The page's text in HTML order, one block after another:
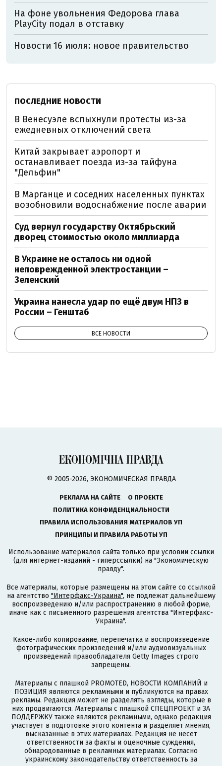
На фоне увольнения Федорова глава
PlayCity подал в отставку
Новости 16 июля: новое правительство
ПОСЛЕДНИЕ НОВОСТИ
В Венесуэле вспыхнули протесты из-за
ежедневных отключений света
Китай закрывает аэропорт и
останавливает поезда из-за тайфуна
"Дельфин"
В Марганце и соседних населенных пунктах
возобновили водоснабжение после аварии
Суд вернул государству Октябрьский
дворец стоимостью около миллиарда
В Украине не осталось ни одной
неповрежденной электростанции –
Зеленский
Украина нанесла удар по ещё двум НПЗ в
России – Генштаб
ВСЕ НОВОСТИ
© 2005-2026, ЭКОНОМИЧЕСКАЯ ПРАВДА
РЕКЛАМА НА САЙТЕ
О ПРОЕКТЕ
ПОЛИТИКА КОНФИДЕНЦИАЛЬНОСТИ
ПРАВИЛА ИСПОЛЬЗОВАНИЯ МАТЕРИАЛОВ УП
ПРИНЦИПЫ И ПРАВИЛА РАБОТЫ УП
Использование материалов сайта только при условии ссылки
(для интернет-изданий - гиперссылки) на "Экономическую
правду".
Все материалы, которые размещены на этом сайте со ссылкой
на агентство "Интерфакс-Украина", не подлежат дальнейшему
воспроизведению и/или распространению в любой форме,
иначе как с письменного разрешения агентства "Интерфакс-
Украина".
Какое-либо копирование, перепечатка и воспроизведение
фотографических произведений и/или аудиовизуальных
произведений правообладателя Getty Images строго
запрещены.
Материалы с плашкой PROMOTED, НОВОСТИ КОМПАНИЙ и
ПОЗИЦИЯ являются рекламными и публикуются на правах
рекламы. Редакция может не разделять взгляды, которые в
них продвигаются. Материалы с плашкой СПЕЦПРОЕКТ и ЗА
ПОДДЕРЖКУ также являются рекламными, однако редакция
участвует в подготовке этого контента и разделяет мнения,
высказанные в этих материалах. Редакция не несет
ответственности за факты и оценочные суждения,
обнародованные в рекламных материалах. Согласно
украинскому законодательству ответственность за